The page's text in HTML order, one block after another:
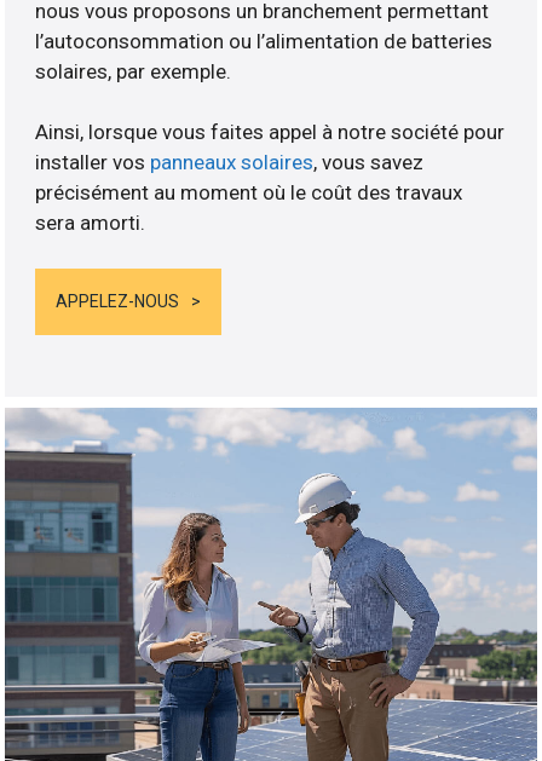
nous vous proposons un branchement permettant
l’autoconsommation ou l’alimentation de batteries
solaires, par exemple.
Ainsi, lorsque vous faites appel à notre société pour
installer vos panneaux solaires, vous savez
précisément au moment où le coût des travaux
sera amorti.
APPELEZ-NOUS